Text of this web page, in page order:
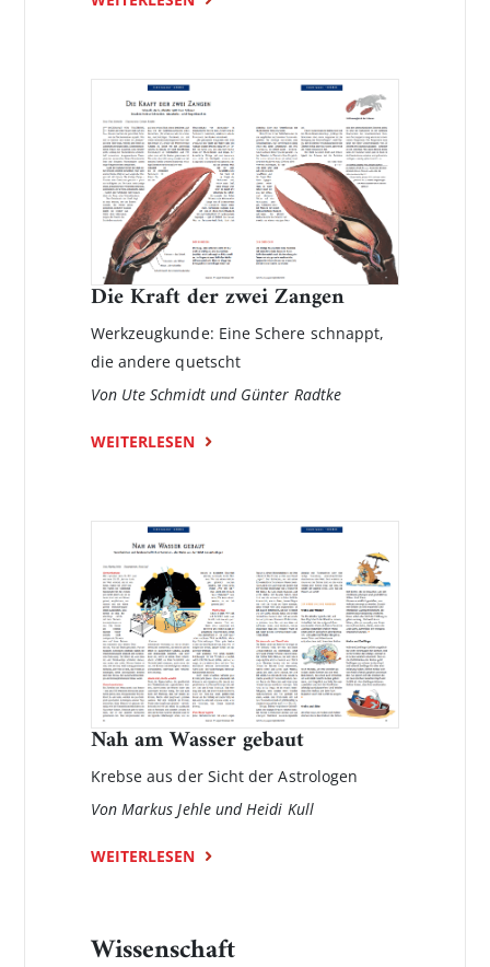
Die Kraft der zwei Zangen
Werkzeugkunde: Eine Schere schnappt,
die andere quetscht
Von Ute Schmidt und Günter Radtke
WEITERLESEN
Nah am Wasser gebaut
Krebse aus der Sicht der Astrologen
Von Markus Jehle und Heidi Kull
WEITERLESEN
Wissenschaft